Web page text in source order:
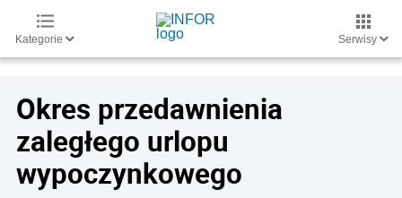
Kategorie Serwisy
Okres przedawnienia
zaległego urlopu
wypoczynkowego